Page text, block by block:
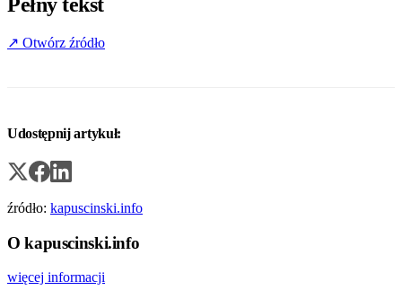
↗ Otwórz źródło
Udostępnij artykuł:
źródło: kapuscinski.info
O kapuscinski.info
więcej informacji